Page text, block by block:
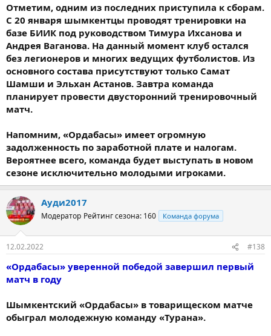
Отметим, одним из последних приступила к сборам.
С 20 января шымкентцы проводят тренировки на
базе БИИК под руководством Тимура Ихсанова и
Андрея Ваганова. На данный момент клуб остался
без легионеров и многих ведущих футболистов. Из
основного состава присутствуют только Самат
Шамши и Эльхан Астанов. Завтра команда
планирует провести двусторонний тренировочный
матч.
Напомним, «Ордабасы» имеет огромную
задолженность по заработной плате и налогам.
Вероятнее всего, команда будет выступать в новом
сезоне исключительно молодыми игроками.
Ауди2017
Модератор Рейтинг сезона: 160 Команда форума
12.02.2022 #138
«Ордабасы» уверенной победой завершил первый
матч в году
Шымкентский «Ордабасы» в товарищеском матче
обыграл молодежную команду «Турана».